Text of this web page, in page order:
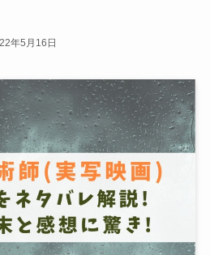
年5月16日